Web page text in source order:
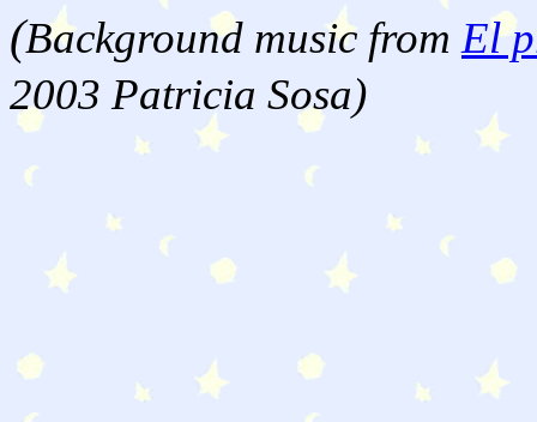
(Background music from El
2003 Patricia Sosa)